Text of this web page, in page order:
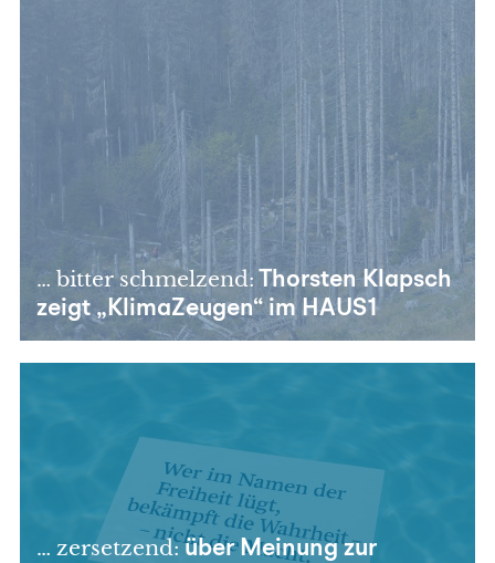
… bitter schmelzend: Thorsten Klapsch
zeigt „KlimaZeugen“ im HAUS1
… zersetzend:über Meinung zur